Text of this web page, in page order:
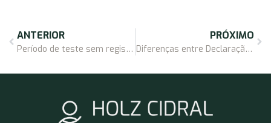
ANTERIOR
Período de teste sem registro? Entenda os riscos dessa prática para sua empresa
PRÓXIMO
Diferenças entre Declaração e Atestado Médico: o que sua empresa precisa saber